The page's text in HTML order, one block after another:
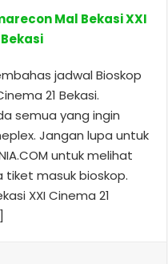
Mal Bekasi XXI
jadwal Bioskop
21 Bekasi.
semua yang ingin
Jangan lupa untuk
untuk melihat
masuk bioskop.
XXI Cinema 21